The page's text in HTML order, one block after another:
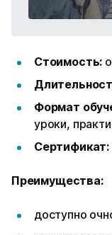
Стоимость:
Формат
уроки,
Сертификат:
Преимущества:
доступно